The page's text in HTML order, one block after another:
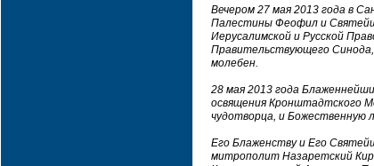
Вечером 27 мая 2013 года в
Палестины Феофил и
Иерусалимской и Русской
Правительствующего
молебен.
28 мая 2013 года
освящения Кронштадтского
чудотворца, и Божественную
Его Блаженству и Его
митрополит Назаретский